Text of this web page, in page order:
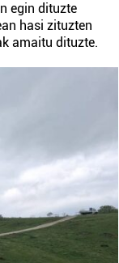
egin dituzte
hasi zituzten
amaitu dituzte.